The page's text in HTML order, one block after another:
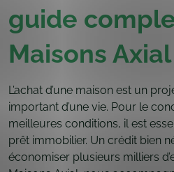
guide
Maisons
L’achat d’une maison est un
important d’une vie. Pour le
meilleures conditions, il est
prêt immobilier. Un crédit bien
économiser plusieurs milliers